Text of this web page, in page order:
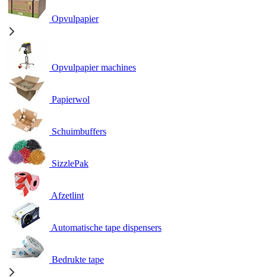
Opvulpapier
Opvulpapier machines
Papierwol
Schuimbuffers
SizzlePak
Afzetlint
Automatische tape dispensers
Bedrukte tape